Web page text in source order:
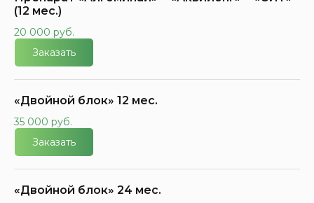
(12 мес.)
20 000 руб.
Заказать
«Двойной блок» 12 мес.
35 000 руб.
Заказать
«Двойной блок» 24 мес.